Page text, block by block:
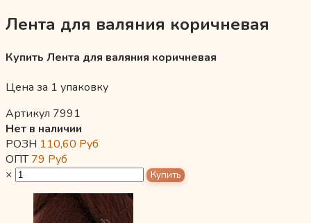
Лента для валяния коричневая
Купить Лента для валяния коричневая
Цена за 1 упаковку
Артикул 7991
Нет в наличии
РОЗН 110,60 Руб
ОПТ79 Руб
×